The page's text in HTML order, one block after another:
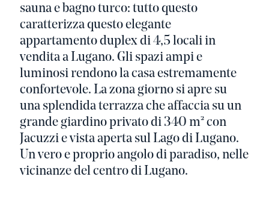
sauna e bagno turco: tutto questo
caratterizza questo elegante
appartamento duplex di 4,5 locali in
vendita a Lugano. Gli spazi ampi e
luminosi rendono la casa estremamente
confortevole. La zona giorno si apre su
una splendida terrazza che affaccia su un
grande giardino privato di 340 m² con
Jacuzzi e vista aperta sul Lago di Lugano.
Un vero e proprio angolo di paradiso, nelle
vicinanze del centro di Lugano.